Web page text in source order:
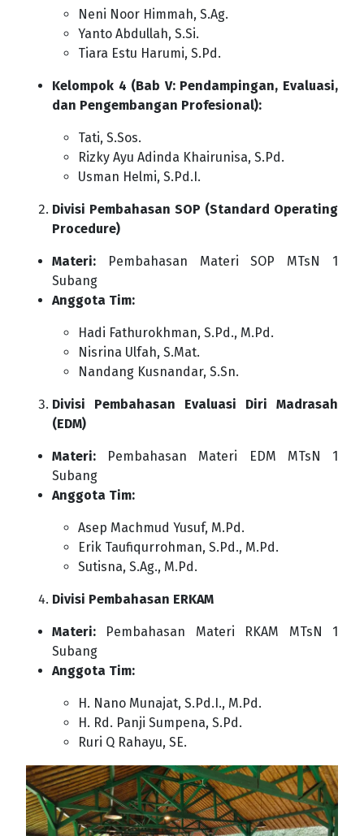
Neni Noor Himmah, S.Ag.
Yanto Abdullah, S.Si.
Tiara Estu Harumi, S.Pd.
Kelompok 4 (Bab V: Pendampingan, Evaluasi,
dan Pengembangan Profesional):
Tati, S.Sos.
Rizky Ayu Adinda Khairunisa, S.Pd.
Usman Helmi, S.Pd.I.
Divisi Pembahasan SOP (Standard Operating
Procedure)
Materi: Pembahasan Materi SOP MTsN 1
Subang
Anggota Tim:
Hadi Fathurokhman, S.Pd., M.Pd.
Nisrina Ulfah, S.Mat.
Nandang Kusnandar, S.Sn.
Divisi Pembahasan Evaluasi Diri Madrasah
(EDM)
Materi: Pembahasan Materi EDM MTsN 1
Subang
Anggota Tim:
Asep Machmud Yusuf, M.Pd.
Erik Taufiqurrohman, S.Pd., M.Pd.
Sutisna, S.Ag., M.Pd.
Divisi Pembahasan ERKAM
Materi: Pembahasan Materi RKAM MTsN 1
Subang
Anggota Tim:
H. Nano Munajat, S.Pd.I., M.Pd.
H. Rd. Panji Sumpena, S.Pd.
Ruri Q Rahayu, SE.